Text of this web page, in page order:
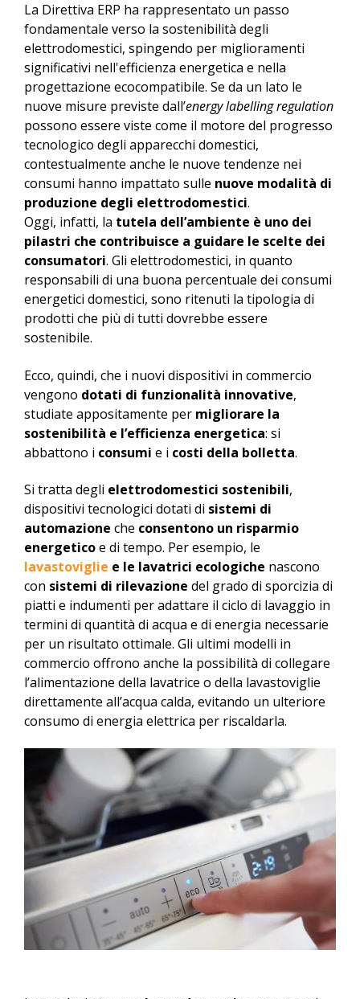
La Direttiva ERP ha rappresentato un passo
fondamentale verso la sostenibilità degli
elettrodomestici, spingendo per miglioramenti
significativi nell'efficienza energetica e nella
progettazione ecocompatibile. Se da un lato le
nuove misure previste dall’energy labelling regulation
possono essere viste come il motore del progresso
tecnologico degli apparecchi domestici,
contestualmente anche le nuove tendenze nei
consumi hanno impattato sulle nuove modalità di
produzione degli elettrodomestici.
Oggi, infatti, la tutela dell’ambiente è uno dei
pilastri che contribuisce a guidare le scelte dei
consumatori. Gli elettrodomestici, in quanto
responsabili di una buona percentuale dei consumi
energetici domestici, sono ritenuti la tipologia di
prodotti che più di tutti dovrebbe essere
sostenibile.
Ecco, quindi, che i nuovi dispositivi in commercio
vengono dotati di funzionalità innovative,
studiate appositamente per migliorare la
sostenibilità e l’efficienza energetica: si
abbattono i consumi e i costi della bolletta.
Si tratta degli elettrodomestici sostenibili,
dispositivi tecnologici dotati di sistemi di
automazione che consentono un risparmio
energeticoe di tempo. Per esempio, le
lavastoviglie e le lavatrici ecologiche nascono
con sistemi di rilevazione del grado di sporcizia di
piatti e indumenti per adattare il ciclo di lavaggio in
termini di quantità di acqua e di energia necessarie
per un risultato ottimale. Gli ultimi modelli in
commercio offrono anche la possibilità di collegare
l’alimentazione della lavatrice o della lavastoviglie
direttamente all’acqua calda, evitando un ulteriore
consumo di energia elettrica per riscaldarla.